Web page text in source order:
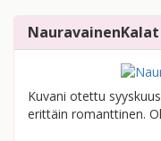
NauravainenKalat
Kuvani otettu
erittäin romanttinen.